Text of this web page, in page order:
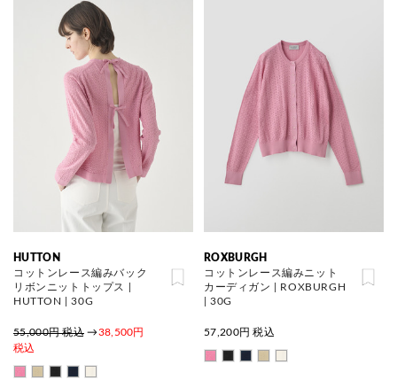
HUTTON
コットンレース編みバック
リボンニットトップス |
HUTTON | 30G
55,000円 税込 →38,500円
税込
ROXBURGH
コットンレース編みニット
カーディガン | ROXBURGH
| 30G
57,200円 税込